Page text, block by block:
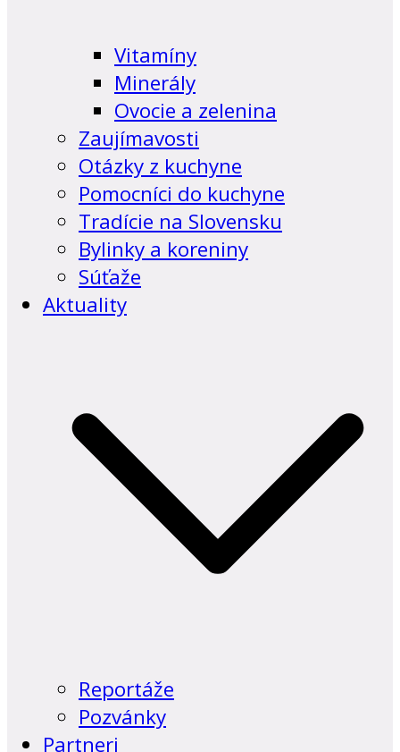
Vitamíny
Minerály
Ovocie a zelenina
Zaujímavosti
Otázky z kuchyne
Pomocníci do kuchyne
Tradície na Slovensku
Bylinky a koreniny
Súťaže
Aktuality
Reportáže
Pozvánky
Partneri